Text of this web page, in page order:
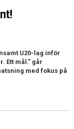
U20-lag inför
Ett mål.” går
med fokus på